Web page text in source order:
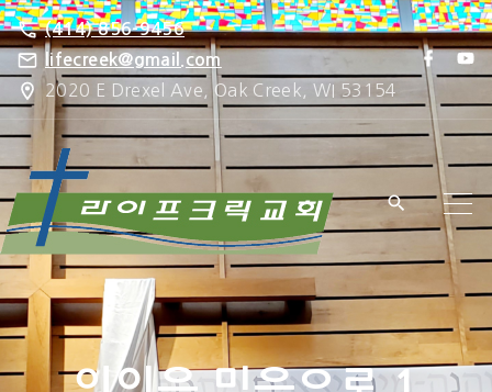
S
k
i
c
o
n
t
(414) 856-9456
lifecreek@gmail.com
2020 E Drexel Ave, Oak Creek, WI 53154
f
a
e
b
o
k
y
o
t
e